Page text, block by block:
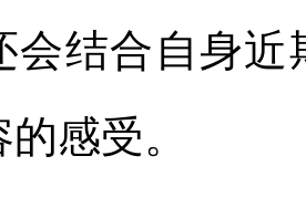
会结合自身
感受。